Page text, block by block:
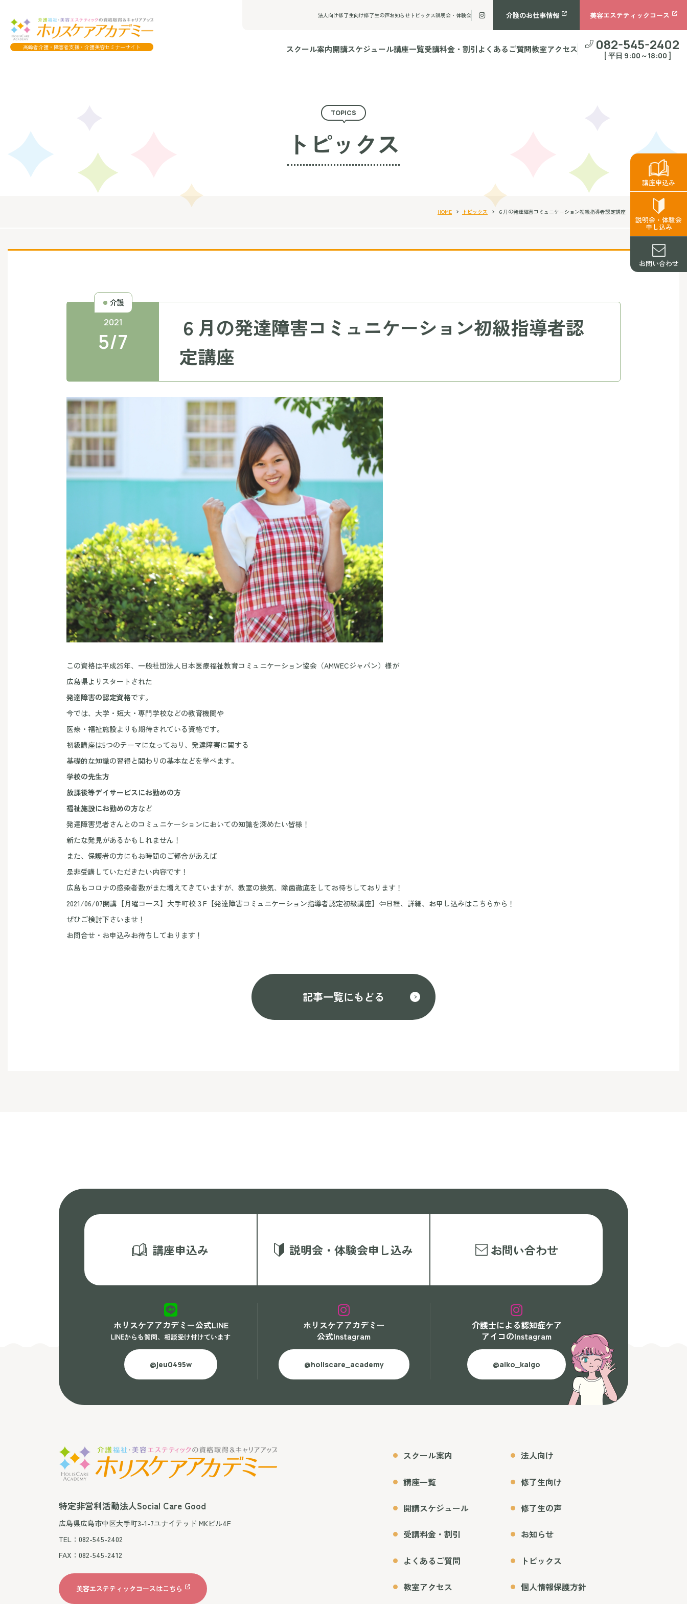
高齢者介護・障害者支援・介護美容セミナーサイト スクール案内開講スケジュール講座一覧受講料金・割引よくあるご質問教室アクセス 082-545-2402
[ 平日 9:00～18:00 ]
法人向け修了生向け修了生の声お知らせトピックス説明会・体験会 介護のお仕事情報 美容エステティックコース
講座申込み
説明会・体験会
申し込み
お問い合わせ
TOPICS
トピックス
HOME トピックス ６月の発達障害コミュニケーション初級指導者認定講座
介護
2021
5/7
６月の発達障害コミュニケーション初級指導者認
定講座
この資格は平成25年、一般社団法人日本医療福祉教育コミュニケーション協会（AMWECジャパン）様が
広島県よりスタートされた
発達障害の認定資格です。
今では、大学・短大・専門学校などの教育機関や
医療・福祉施設よりも期待されている資格です。
初級講座は5つのテーマになっており、発達障害に関する
基礎的な知識の習得と関わりの基本などを学べます。
学校の先生方
放課後等デイサービスにお勤めの方
福祉施設にお勤めの方など
発達障害児者さんとのコミュニケーションにおいての知識を深めたい皆様！
新たな発見があるかもしれません！
また、保護者の方にもお時間のご都合があえば
是非受講していただきたい内容です！
広島もコロナの感染者数がまた増えてきていますが、教室の換気、除菌徹底をしてお待ちしております！
2021/06/07開講【月曜コース】大手町校３F【発達障害コミュニケーション指導者認定初級講座】 ⇦日程、詳細、お申し込みはこちらから！
ぜひご検討下さいませ！
お問合せ・お申込みお待ちしております！
記事一覧にもどる
講座申込み 説明会・体験会申し込み お問い合わせ
ホリスケアアカデミー公式LINE
LINEからも質問、相談受け付けています
@jeu0495w
ホリスケアアカデミー
公式Instagram
@holiscare_academy
介護士による認知症ケア
アイコのInstagram
@aiko_kaigo
特定非営利活動法人Social Care Good
広島県広島市中区大手町3-1-7ユナイテッド MKビル4F
TEL：082-545-2402
FAX：082-545-2412
美容エステティックコースはこちら
スクール案内
講座一覧
開講スケジュール
受講料金・割引
よくあるご質問
教室アクセス
法人向け
修了生向け
修了生の声
お知らせ
トピックス
個人情報保護方針